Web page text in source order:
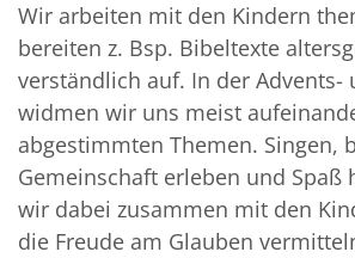
Wir arbeiten mit den Kindern
bereiten z. Bsp. Bibeltexte
verständlich auf. In der Advents-
widmen wir uns meist
abgestimmten Themen. Singen,
Gemeinschaft erleben und Spaß
wir dabei zusammen mit den
die Freude am Glauben